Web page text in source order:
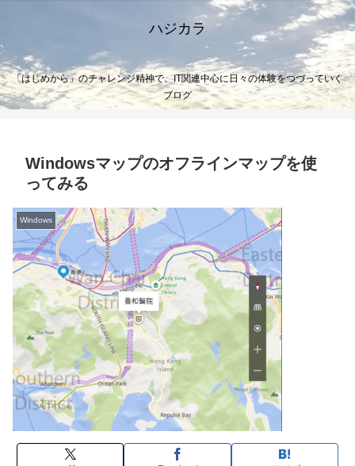
ハジカラ
「はじめから」のチャレンジ精神で、IT関連中心に日々の体験をつづっていく
ブログ
Windowsマップのオフラインマップを使
ってみる
Windows